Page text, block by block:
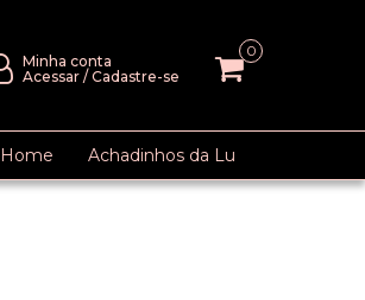
Minha conta
Acessar / Cadastre-se
0
Home Achadinhos da Lu